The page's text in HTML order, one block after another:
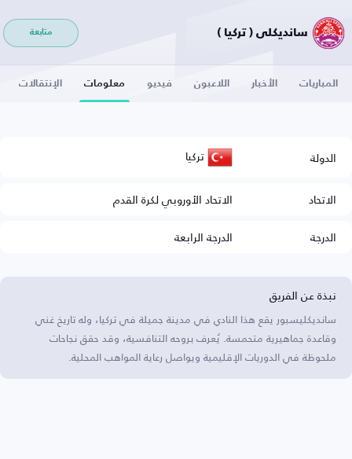
سانديكلي ( تركيا ) متابعة
المباريات الأخبار اللاعبون فيديو معلومات الإنتقالات
الدولة تركيا
الاتحاد
الاتحاد الأوروبي لكرة القدم
الدرجة
الدرجة الرابعة
نبذة عن الفريق
سانديكليسبور يقع هذا النادي في مدينة جميلة في تركيا، وله تاريخ غني
وقاعدة جماهيرية متحمسة. يُعرف بروحه التنافسية، وقد حقق نجاحات
ملحوظة في الدوريات الإقليمية ويواصل رعاية المواهب المحلية.